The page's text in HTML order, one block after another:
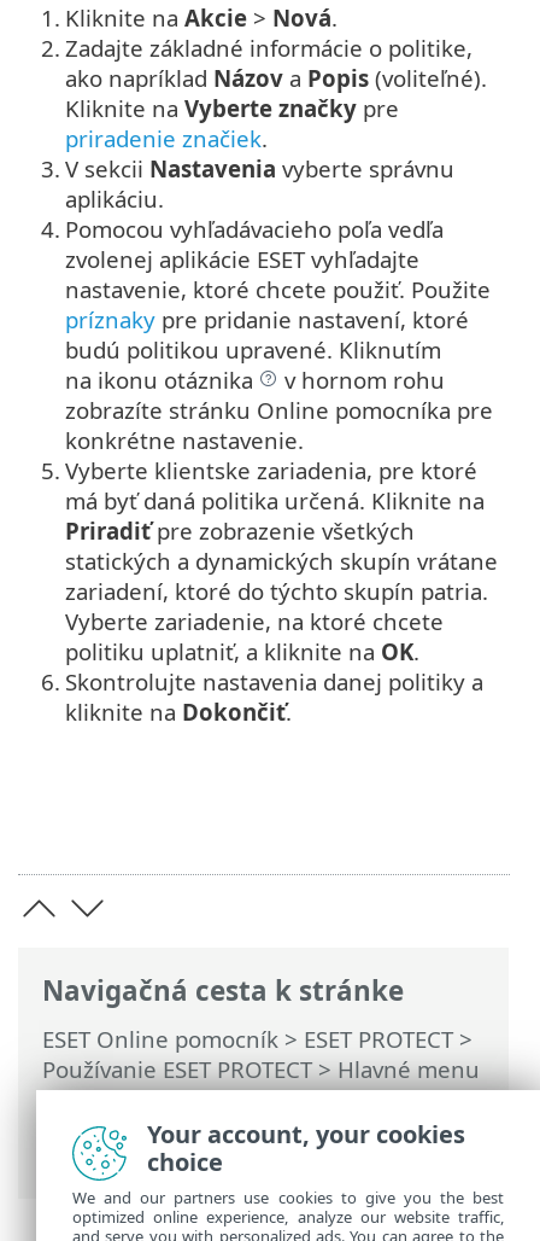
Navigačná cesta k stránke
ESET Online pomocník > ESET PROTECT>
Používanie ESET PROTECT>Hlavné menu
ESET PROTECT>Konfigurácia>Rozšírené
nastavenia> Sprievodca vytvorením
novej politiky
1. Kliknite na Akcie > Nová.
2. Zadajte základné informácie o politike,
ako napríklad Názov a Popis (voliteľné).
Kliknite na Vyberte značky pre
priradenie značiek.
3. V sekcii Nastavenia vyberte správnu
aplikáciu.
4. Pomocou vyhľadávacieho poľa vedľa
zvolenej aplikácie ESET vyhľadajte
nastavenie, ktoré chcete použiť. Použite
príznaky pre pridanie nastavení, ktoré
budú politikou upravené. Kliknutím
na ikonu otáznika
v hornom rohu
zobrazíte stránku Online pomocníka pre
konkrétne nastavenie.
5. Vyberte klientske zariadenia, pre ktoré
má byť daná politika určená. Kliknite na
Priradiťpre zobrazenie všetkých
statických a dynamických skupín vrátane
zariadení, ktoré do týchto skupín patria.
Vyberte zariadenie, na ktoré chcete
politiku uplatniť, a kliknite na OK.
6. Skontrolujte nastavenia danej politiky a
kliknite na Dokončiť.
Your account, your cookies
choice
We and our partners use cookies to give you the best
optimized online experience, analyze our website traffic,
and serve you with personalized ads. You can agree to the